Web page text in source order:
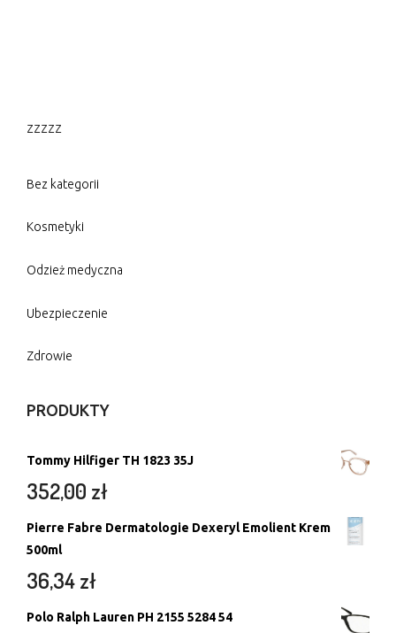
zzzzz
Bez kategorii
Kosmetyki
Odzież medyczna
Ubezpieczenie
Zdrowie
PRODUKTY
Tommy Hilfiger TH 1823 35J
352,00 zł
Pierre Fabre Dermatologie Dexeryl Emolient Krem
500ml
36,34zł
Polo Ralph Lauren PH 2155 5284 54